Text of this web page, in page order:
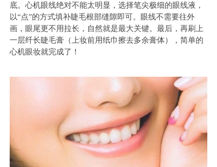
底。心机眼线绝对不能太明显，选择笔尖极细的眼线液，
以“点”的方式填补睫毛根部缝隙即可。眼线不需要往外
画，眼尾更不用拉长，自然就是最大关键。最后，再刷上
一层纤长睫毛膏（上妆前用纸巾擦去多余膏体），简单的
心机眼妆就完成了！